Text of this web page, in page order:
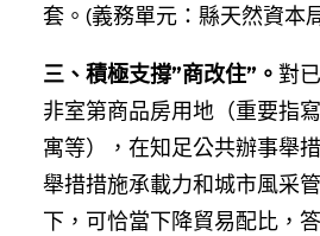
套。(義務單元：縣天然資本
三、積極支撐”商改住”。 對
非室第商品房用地（重要指
寓等），在知足公共辦事舉
舉措措施承載力和城市風采
下，可恰當下降貿易配比，